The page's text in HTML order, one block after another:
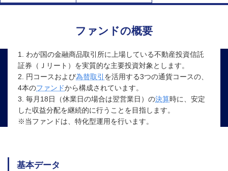
ファンドの概要
1. わが国の金融商品取引所に上場している不動産投資信託
証券（Ｊリート）を実質的な主要投資対象とします。
2. 円コースおよび為替取引 を活用する3つの通貨コースの、
4本のファンドから構成されています。
3. 毎月18日（休業日の場合は翌営業日）の決算時に、安定
した収益分配を継続的に行うことを目指します。
※当ファンドは、特化型運用を行います。
基本データ